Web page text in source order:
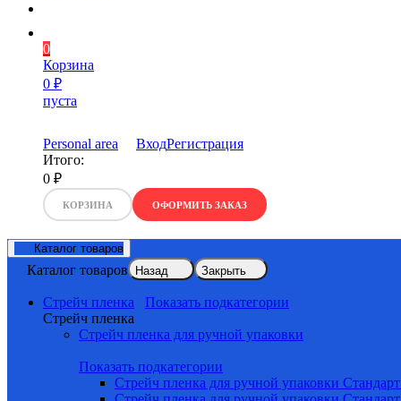
0
Корзина
0 ₽
пуста
Personal area ВходРегистрация
Итого:
0 ₽
КОРЗИНА ОФОРМИТЬ ЗАКАЗ
Каталог товаров
Каталог товаров Назад Закрыть
Стрейч пленка
Показать подкатегории
Стрейч пленка
Стрейч пленка для ручной упаковки
Показать подкатегории
Стрейч пленка для ручной упаковки